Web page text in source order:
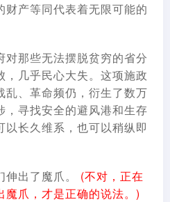
产等同代表着无限可能的
那些无法摆脱贫穷的省分
几乎民心大失。这项施政
乱、革命频仍，衍生了数万
，寻找安全的避风港和生存
长久维系，也可以稍纵即
出了魔爪。
(不对，正在
魔爪，才是正确的说法。)